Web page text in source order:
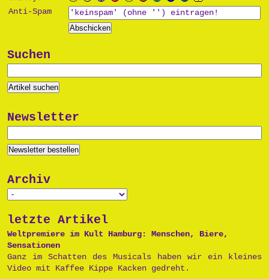
Anti-Spam
Suchen
Newsletter
Archiv
letzte Artikel
Weltpremiere im Kult Hamburg: Menschen, Biere,
Sensationen
Ganz im Schatten des Musicals haben wir ein kleines
Video mit Kaffee Kippe Kacken gedreht.